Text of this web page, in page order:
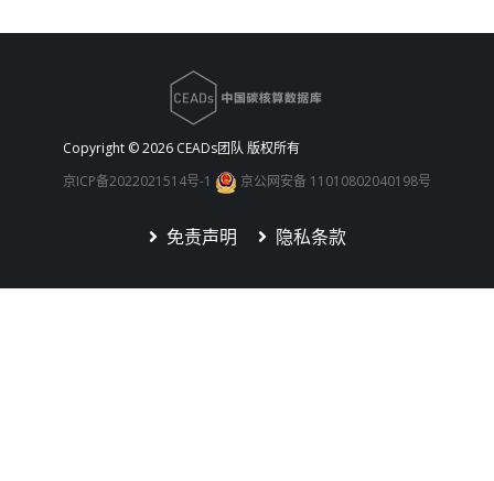
Copyright ©2026 CEADs团队 版权所有
京ICP备2022021514号-1
京公网安备 11010802040198号
免责声明 隐私条款